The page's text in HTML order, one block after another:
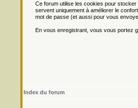
Ce forum utilise les cookies pour
servent uniquement à améliorer le
mot de passe (et aussi pour vous
En vous enregistrant, vous vous portez
Index du forum